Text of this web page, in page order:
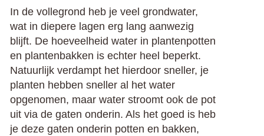
In de vollegrond heb je veel grondwater,
wat in diepere lagen erg lang aanwezig
blijft. De hoeveelheid water in plantenpotten
en plantenbakken is echter heel beperkt.
Natuurlijk verdampt het hierdoor sneller, je
planten hebben sneller al het water
opgenomen, maar water stroomt ook de pot
uit via de gaten onderin. Als het goed is heb
je deze gaten onderin potten en bakken,